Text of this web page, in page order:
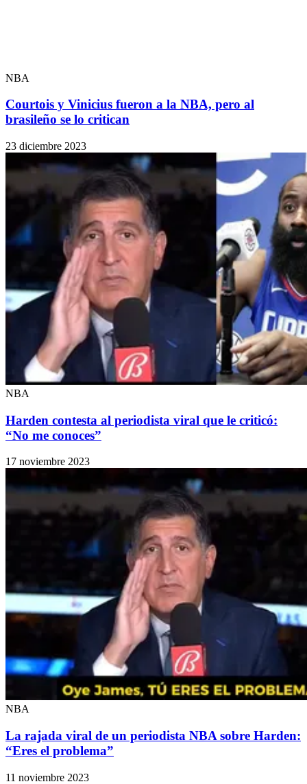
NBA
Courtois y Vinicius fueron a la NBA, pero al
brasileño se lo critican
23 diciembre 2023
NBA
Harden contesta al periodista viral que le criticó:
“No me conoces”
17 noviembre 2023
NBA
La rajada viral de un periodista NBA sobre Harden:
“Eres el problema”
11 noviembre 2023